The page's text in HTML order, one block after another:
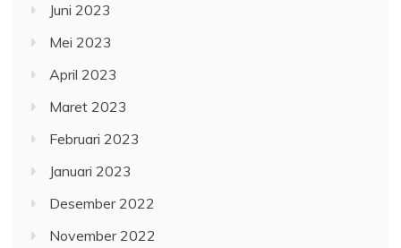
Juni 2023
Mei 2023
April 2023
Maret 2023
Februari 2023
Januari 2023
Desember 2022
November 2022